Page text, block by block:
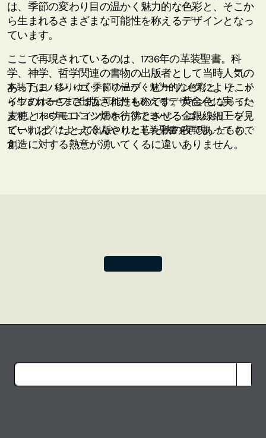
は、季節の変わり目の温かく魅力的な色彩と、そこか
ら生まれるさまざまな可能性を称えるデザインとなっ
ています。
ここで再現されているのは、1736年の革装聖書。科
学、神学、哲学関連の書物の出版者として当時人気の
あったヨハン・ゴットリーブ・ビーリングにより、ド
イツのホーフで出版されたものです。黄金色に実った
麦穂とトウモロコシ畑を彷彿とさせる金銀線細工を見
ていれば、たとえ冷んやりとした秋の夜であっても、
創造に対する熱意が湧いてくるに違いありません。
本装丁は、移りゆく季節の温かく魅力的な色彩と、そこか
ら生まれるさまざまな可能性を称えるデザインとなってい
ます。1736年にドイツのホーフでヨハン・ゴットリーブ・
ビーリングによって出版された革装聖書を再現したもので
す。